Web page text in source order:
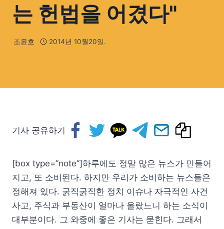
는 헌법을 어겼다"
조윤호 2014년 10월20일.
기사 공유하기
[box type=”note”]하루에도 정말 많은 뉴스가 만들어
지고, 또 소비된다. 하지만 우리가 소비하는 뉴스들은
정해져 있다. 굵직굵직한 정치 이슈나 자극적인 사건
사고, 주식과 부동산이 얼마나 올랐느니 하는 소식이
대부분이다. 그 와중에 좋은 기사는 묻힌다. 그래서